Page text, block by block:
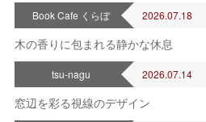
Book Cafe くらぼ 2026.07.18
木の香りに包まれる静かな休息
tsu-nagu 2026.07.14
窓辺を彩る視線のデザイン